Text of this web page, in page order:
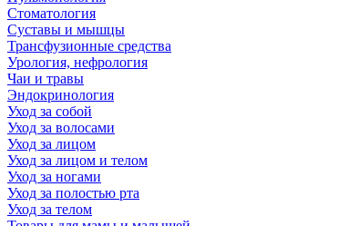
Стоматология
Суставы и мышцы
Трансфузионные средства
Урология, нефрология
Чаи и травы
Эндокринология
Уход за собой
Уход за волосами
Уход за лицом
Уход за лицом и телом
Уход за ногами
Уход за полостью рта
Уход за телом